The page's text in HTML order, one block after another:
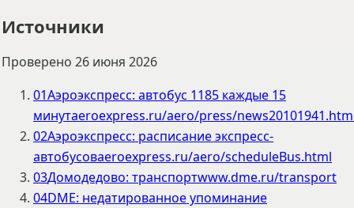
Источники
Проверено 26 июня 2026
01Аэроэкспресс: автобус 1185 каждые 15
минутaeroexpress.ru/aero/press/
02Аэроэкспресс: расписание экспресс-
автобусовaeroexpress.ru/aero/scheduleBus.html
03Домодедово: транспортwww.dme.ru/transport
04DME: недатированное упоминание